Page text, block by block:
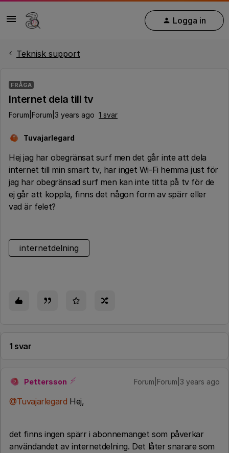
Logga in
Teknisk support
FRÅGA
Internet dela till tv
Forum|Forum|3 years ago 1 svar
T Tuvajarlegard
Hej jag har obegränsat surf men det går inte att dela
internet till min smart tv, har inget Wi-Fi hemma just för
jag har obegränsad surf men kan inte titta på tv för de
ej går att koppla, finns det någon form av spärr eller
vad är felet?
internetdelning
1 svar
P Pettersson Forum|Forum|3 years ago
@Tuvajarlegard Hej,
det finns ingen spärr i abonnemanget som påverkar
användandet av internetdelning. Det låter snarare som